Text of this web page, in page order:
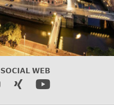
SOCIAL WEB